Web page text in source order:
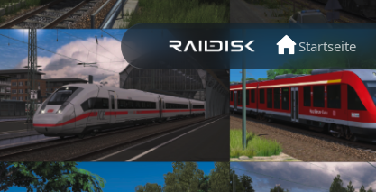
Startseite